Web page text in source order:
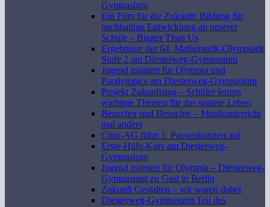
Gymnasium
Ein Film für die Zukunft: Bildung für
nachhaltige Entwicklung an unserer
Schule – Bigger Than Us
Ergebnisse der 64. Mathematik-Olympiade
Stufe 2 am Diesterweg-Gymnasium
Jugend trainiert für Olympia und
Paralympics am Diesterweg-Gymnasium
Projekt Zukunftstag – Schüler lernen
wichtige Themen für das spätere Leben
Besucher und Besuchte – Musikunterricht
mal anders
Chor-AG führt 1. Pausenkonzert auf
Erste-Hilfe-Kurs am Diesterweg-
Gymnasium
Jugend trainiert für Olympia – Diesterweg-
Gymnasium zu Gast in Berlin
Zukunft Gestalten – wir waren dabei
Diesterweg-Gymnasium Teil des